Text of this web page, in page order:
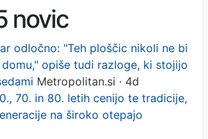
novic
odločno: "Teh ploščic nikoli ne bi
opiše tudi razloge, ki stojijo
Metropolitan.si · 4d
70. in 80. letih cenijo te tradicije,
na široko otepajo